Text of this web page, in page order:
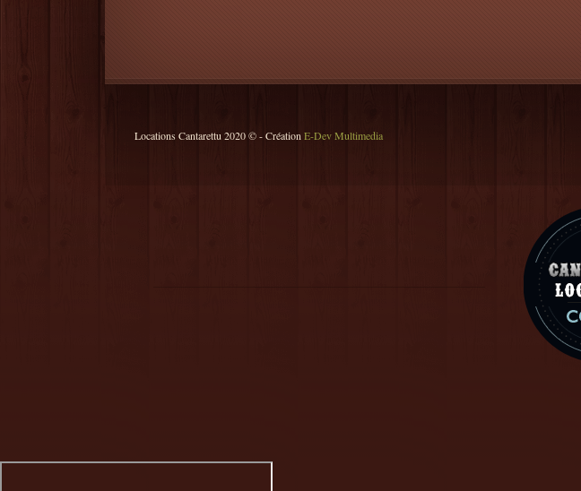
Locations Cantarettu 2020 © - Création E-Dev Multimedia